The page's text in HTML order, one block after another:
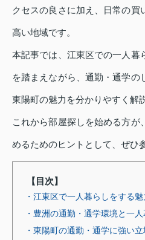
クセスの良さに加え、日常の買
高い地域です。
本記事では、江東区での一人暮
を踏まえながら、通勤・通学の
東陽町の魅力を分かりやすく解
これから部屋探しを始める方が
めるためのヒントとして、ぜひ
【目次】
・江東区で一人暮らしをする
・豊洲の通勤・通学環境と一
・東陽町の通勤・通学に強い